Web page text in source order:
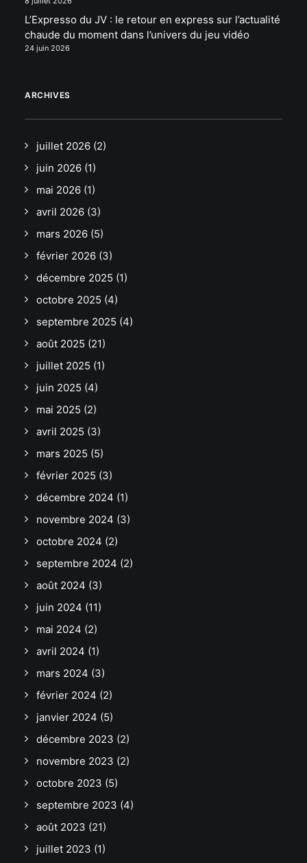
L’Expresso du JV : le retour en express sur l’actualité
chaude du moment dans l’univers du jeu vidéo
24 juin 2026
ARCHIVES
juillet 2026 (2)
juin 2026 (1)
mai 2026 (1)
avril 2026 (3)
mars 2026 (5)
février 2026 (3)
décembre 2025 (1)
octobre 2025 (4)
septembre 2025 (4)
août 2025 (21)
juillet 2025 (1)
juin 2025 (4)
mai 2025 (2)
avril 2025 (3)
mars 2025 (5)
février 2025 (3)
décembre 2024 (1)
novembre 2024 (3)
octobre 2024 (2)
septembre 2024 (2)
août 2024 (3)
juin 2024 (11)
mai 2024 (2)
avril 2024 (1)
mars 2024 (3)
février 2024 (2)
janvier 2024 (5)
décembre 2023 (2)
novembre 2023 (2)
octobre 2023 (5)
septembre 2023 (4)
août 2023 (21)
juillet 2023 (1)